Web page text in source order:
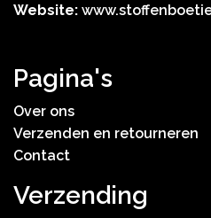
Website:
Pagina's
Over ons
Verzenden en retourneren
Contact
Verzending